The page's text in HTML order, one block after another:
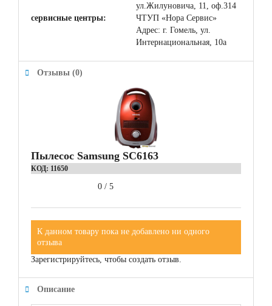
ул.Жилуновича, 11, оф.314
сервисные центры:
ЧТУП «Нора Сервис»
Адрес: г. Гомель, ул.
Интернациональная, 10а
Отзывы (0)
Пылесос Samsung SC6163
КОД: 11650
0 / 5
К данном товару пока не добавлено ни одного
отзыва
Зарегистрируйтесь, чтобы создать отзыв.
Описание